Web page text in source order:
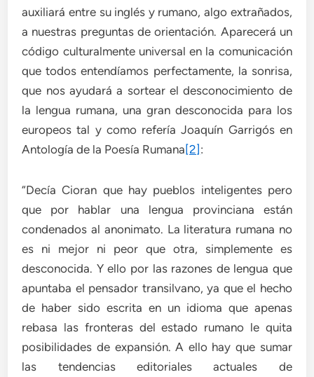
auxiliará entre su inglés y rumano, algo extrañados,
a nuestras preguntas de orientación. Aparecerá un
código culturalmente universal en la comunicación
que todos entendíamos perfectamente, la sonrisa,
que nos ayudará a sortear el desconocimiento de
la lengua rumana, una gran desconocida para los
europeos tal y como refería Joaquín Garrigós en
Antología de la Poesía Rumana [2] :
“Decía Cioran que hay pueblos inteligentes pero
que por hablar una lengua provinciana están
condenados al anonimato. La literatura rumana no
es ni mejor ni peor que otra, simplemente es
desconocida. Y ello por las razones de lengua que
apuntaba el pensador transilvano, ya que el hecho
de haber sido escrita en un idioma que apenas
rebasa las fronteras del estado rumano le quita
posibilidades de expansión. A ello hay que sumar
las tendencias editoriales actuales de